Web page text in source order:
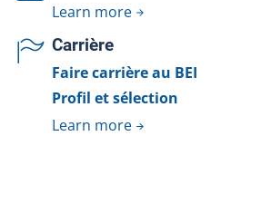
Learn more
Carrière
Faire carrière au BEI
Profil et sélection
Learn more